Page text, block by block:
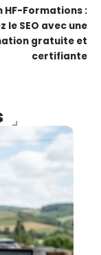
HF-Formations :
le SEO avec une
gratuite et
certifiante